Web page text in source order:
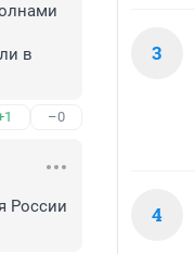
в
–0
России
3
4